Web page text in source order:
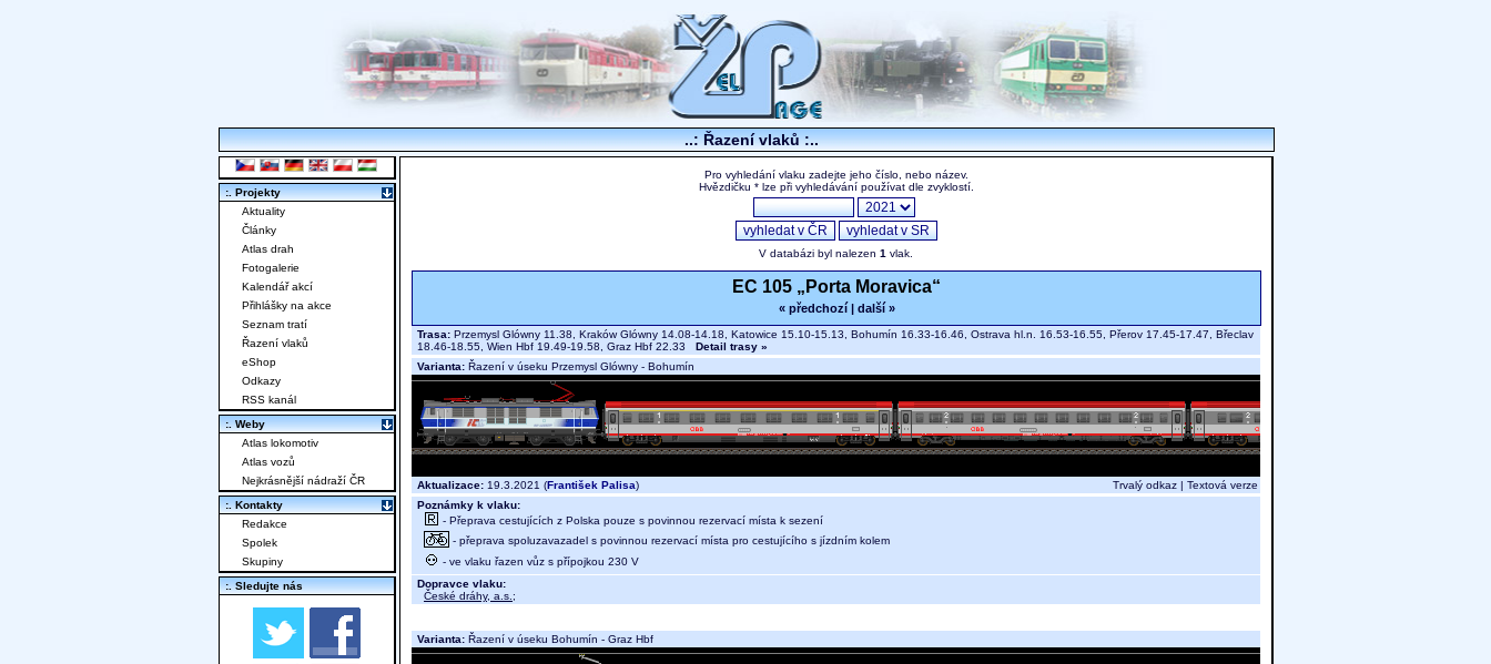
..: Řazení vlaků :..
Pro vyhledání vlaku zadejte jeho číslo, nebo název.
Hvězdičku * lze při vyhledávání používat dle zvyklostí.
V databázi byl nalezen 1 vlak.
EC 105 „Porta Moravica“
« předchozí| další »
Trasa: Przemysl Glówny 11.38, Kraków Glówny 14.08-14.18, Katowice 15.10-15.13, Bohumín 16.33-16.46, Ostrava hl.n. 16.53-16.55, Přerov 17.45-17.47, Břeclav
18.46-18.55, Wien Hbf 19.49-19.58, Graz Hbf 22.33 Detail trasy »
Varianta: Řazení v úseku Przemysl Glówny - Bohumín
Aktualizace: 19.3.2021 (František Palisa) Trvalý odkaz | Textová verze
Poznámky k vlaku:
- Přeprava cestujících z Polska pouze s povinnou rezervací místa k sezení
- přeprava spoluzavazadel s povinnou rezervací místa pro cestujícího s jízdním kolem
- ve vlaku řazen vůz s přípojkou 230 V
Dopravce vlaku:
České dráhy, a.s. ;
Varianta: Řazení v úseku Bohumín - Graz Hbf
:. Projekty
Aktuality
Články
Atlas drah
Fotogalerie
Kalendář akcí
Přihlášky na akce
Seznam tratí
Řazení vlaků
eShop
Odkazy
RSS kanál
:. Weby
Atlas lokomotiv
Atlas vozů
Nejkrásnější nádraží ČR
:. Kontakty
Redakce
Spolek
Skupiny
:. Sledujte nás